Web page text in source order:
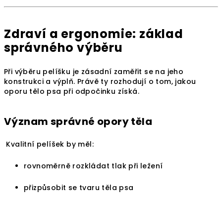
Zdraví a ergonomie: základ
správného výběru
Při výběru pelíšku je zásadní zaměřit se na jeho
konstrukci a výplň. Právě ty rozhodují o tom, jakou
oporu tělo psa při odpočinku získá.
Význam správné opory těla
Kvalitní pelíšek by měl:
rovnoměrně rozkládat tlak při ležení
přizpůsobit se tvaru těla psa